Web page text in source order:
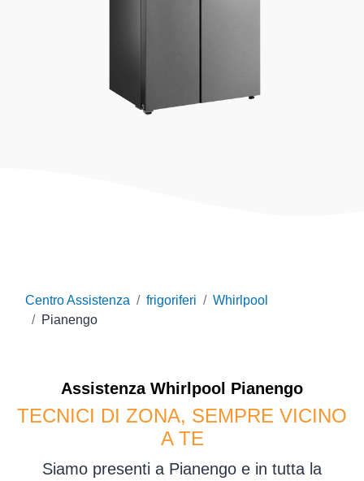
Centro Assistenza frigoriferi
Whirlpool
Pianengo
Assistenza Whirlpool Pianengo
TECNICI DI ZONA, SEMPRE VICINO
A TE
Siamo presenti a Pianengo e in tutta la